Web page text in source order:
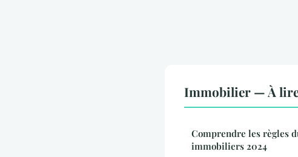
Immobilier — À
Comprendre les règles
immobiliers 2024